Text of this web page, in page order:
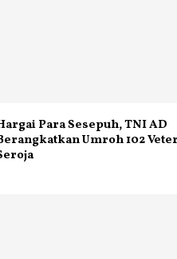
Para Sesepuh, TNI AD
Umroh 102